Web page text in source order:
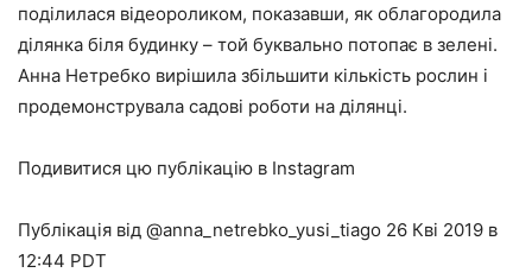
поділилася відеороликом, показавши, як облагородила
ділянка біля будинку – той буквально потопає в зелені.
Анна Нетребко вирішила збільшити кількість рослин і
продемонструвала садові роботи на ділянці.
Подивитися цю публікацію в Instagram
Публікація від @anna_netrebko_yusi_tiago 26 Кві 2019 в
12:44 PDT